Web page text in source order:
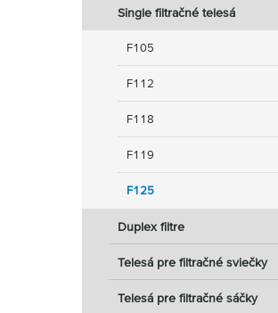
Single filtračné telesá
F105
F112
F118
F119
F125
Duplex filtre
Telesá pre filtračné sviečky
Telesá pre filtračné sáčky